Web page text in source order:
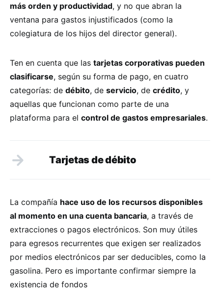
más orden y productividad, y no que abran la
ventana para gastos injustificados (como la
colegiatura de los hijos del director general).
Ten en cuenta que las tarjetas corporativas pueden
clasificarse, según su forma de pago, en cuatro
categorías: de débito, de servicio, de crédito, y
aquellas que funcionan como parte de una
plataforma para el control de gastos empresariales.
Tarjetas de débito
La compañía hace uso de los recursos disponibles
al momento en una cuenta bancaria, a través de
extracciones o pagos electrónicos. Son muy útiles
para egresos recurrentes que exigen ser realizados
por medios electrónicos par ser deducibles, como la
gasolina. Pero es importante confirmar siempre la
existencia de fondos